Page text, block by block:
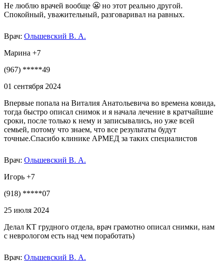
Не люблю врачей вообще 😬 но этот реально другой.
Спокойный, уважительный, разговаривал на равных.
Врач: Ольшевский В. А.
Марина +7
(967) *****49
01 сентября 2024
Впервые попала на Виталия Анатольевича во времена ковида,
тогда быстро описал снимок и я начала лечение в кратчайшие
сроки, после только к нему и записывались, но уже всей
семьей, потому что знаем, что все результаты будут
точные.Спасибо клинике АРМЕД за таких специалистов
Врач: Ольшевский В. А.
Игорь +7
(918) *****07
25 июля 2024
Делал КТ грудного отдела, врач грамотно описал снимки, нам
с неврологом есть над чем поработать)
Врач: Ольшевский В. А.